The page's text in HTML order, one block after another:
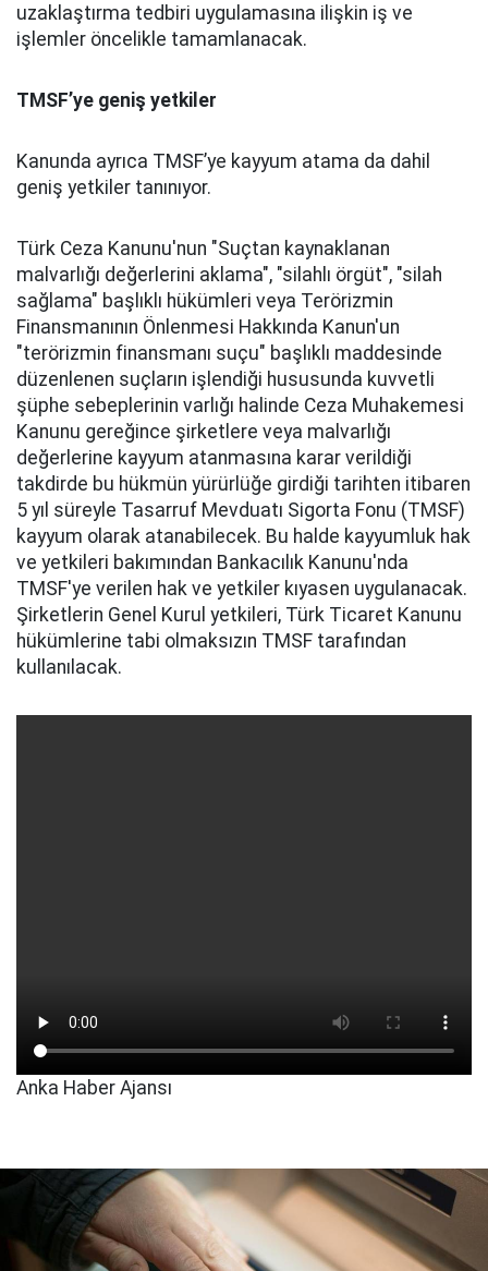
uzaklaştırma tedbiri uygulamasına ilişkin iş ve
işlemler öncelikle tamamlanacak.
TMSF’ye geniş yetkiler
Kanunda ayrıca TMSF’ye kayyum atama da dahil
geniş yetkiler tanınıyor.
Türk Ceza Kanunu'nun "Suçtan kaynaklanan
malvarlığı değerlerini aklama", "silahlı örgüt", "silah
sağlama" başlıklı hükümleri veya Terörizmin
Finansmanının Önlenmesi Hakkında Kanun'un
"terörizmin finansmanı suçu" başlıklı maddesinde
düzenlenen suçların işlendiği hususunda kuvvetli
şüphe sebeplerinin varlığı halinde Ceza Muhakemesi
Kanunu gereğince şirketlere veya malvarlığı
değerlerine kayyum atanmasına karar verildiği
takdirde bu hükmün yürürlüğe girdiği tarihten itibaren
5 yıl süreyle Tasarruf Mevduatı Sigorta Fonu (TMSF)
kayyum olarak atanabilecek. Bu halde kayyumluk hak
ve yetkileri bakımından Bankacılık Kanunu'nda
TMSF'ye verilen hak ve yetkiler kıyasen uygulanacak.
Şirketlerin Genel Kurul yetkileri, Türk Ticaret Kanunu
hükümlerine tabi olmaksızın TMSF tarafından
kullanılacak.
Anka Haber Ajansı